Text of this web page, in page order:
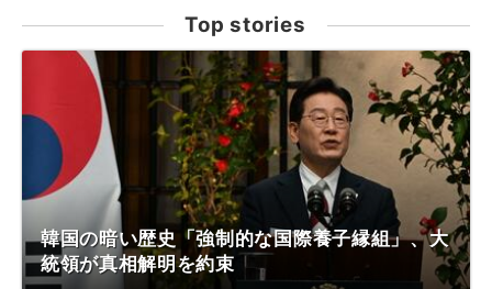
Top stories
韓国の暗い歴史「強制的な国際養子縁組」、大
統領が真相解明を約束